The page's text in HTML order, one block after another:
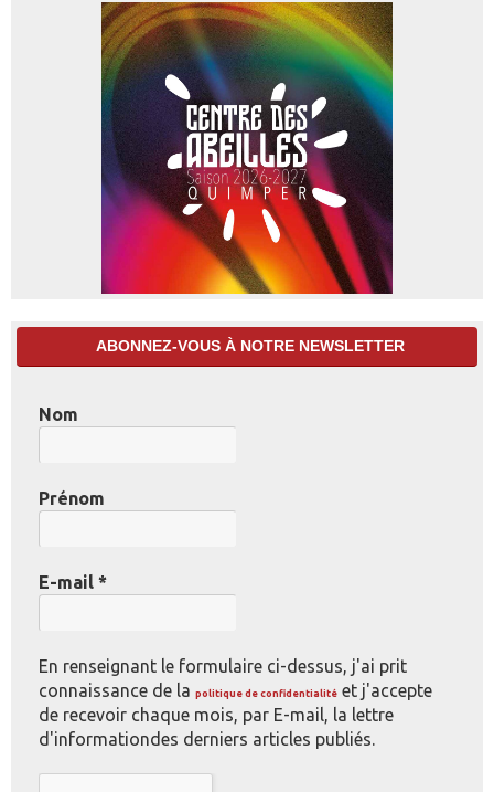
ABONNEZ-VOUS À NOTRE NEWSLETTER
Nom
Prénom
E-mail *
En renseignant le formulaire ci-dessus, j'ai prit
connaissance de la politique de confidentialité et j'accepte
de recevoir chaque mois, par E-mail, la lettre
d'informationdes derniers articles publiés.